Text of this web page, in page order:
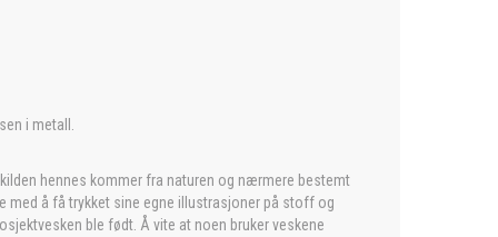
i metall.
hennes kommer fra naturen og nærmere bestemt
med å få trykket sine egne illustrasjoner på stoff og
ble født. Å vite at noen bruker veskene